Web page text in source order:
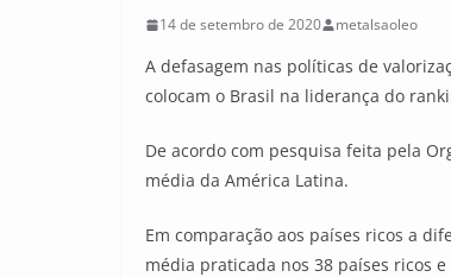
14 de setembro de 2020 metalsaoleo
A defasagem nas políticas de
colocam o Brasil na liderança do
De acordo com pesquisa feita pela
média da América Latina.
Em comparação aos países ricos a
média praticada nos 38 países ricos